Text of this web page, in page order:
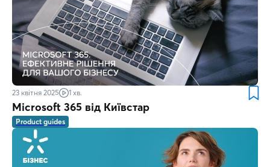
23 квітня 2025 1 хв.
Microsoft 365 від Київстар
Product guides